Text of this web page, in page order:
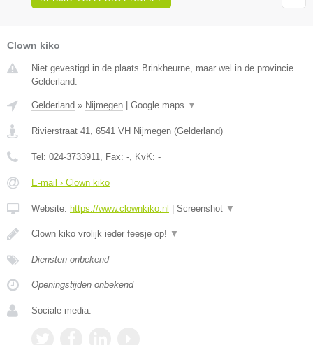
Clown kiko
Niet gevestigd in de plaats Brinkheurne, maar wel in de provincie
Gelderland.
Gelderland » Nijmegen Google maps ▼
Rivierstraat 41 6541 VH Nijmegen (Gelderland)
Tel: 024-3733911 , Fax: - , KvK: -
E-mail › Clown kiko
Website: https://www.clownkiko.nl Screenshot ▼
Clown kiko vrolijk ieder feesje op! ▼
Diensten onbekend
Openingstijden onbekend
Sociale media: